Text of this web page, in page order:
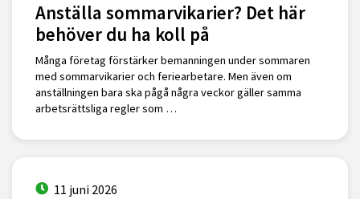
Anställa sommarvikarier? Det här
behöver du ha koll på
Många företag förstärker bemanningen under sommaren
med sommarvikarier och feriearbetare. Men även om
anställningen bara ska pågå några veckor gäller samma
arbetsrättsliga regler som …
11 juni 2026